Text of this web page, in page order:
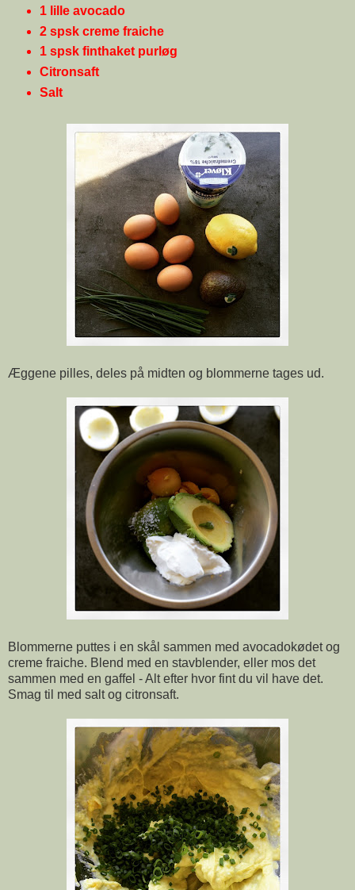
1 lille avocado
2 spsk creme fraiche
1 spsk finthaket purløg
Citronsaft
Salt
Æggene pilles, deles på midten og blommerne tages ud.
Blommerne puttes i en skål sammen med avocadokødet og
creme fraiche. Blend med en stavblender, eller mos det
sammen med en gaffel - Alt efter hvor fint du vil have det.
Smag til med salt og citronsaft.